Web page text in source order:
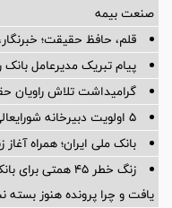
صنعت بیمه
قلم، حافظ حقیقت؛
پیام تبریک مدیرعامل بانک
گرامیداشت تلاش راویان
5 اولویت دبیرخانه شورایعالی برای تحول در مناطق آزاد
بانک ملی ایران؛ همراه آغاز
یافت و چرا پرونده هنوز